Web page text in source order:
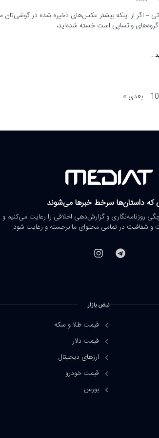
– اگر از اینکه بیشتر عکس‌های ذخیره شده در گوشی‌تان
واتساپی است خسته شده‌اید،
بعدی »
که داستان‌ها سرخط خبرها می‌شوند
روزنامه‌نگاری و گزارش‌دهی اخلاقی را رعایت می‌کنیم و
شفافیت در تمامی محتوای ما برجسته و رعایت شود.
نبض بازار
قیمت طلا و سکه
قیمت دلار
ارزهای دیجیتال
قیمت خودرو
بورس